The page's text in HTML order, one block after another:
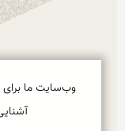
وب‌سایت ما برای